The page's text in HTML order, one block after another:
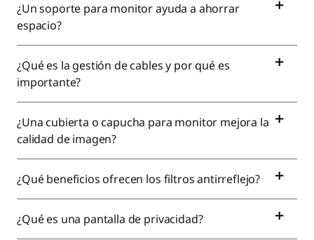
¿Un soporte para monitor ayuda a ahorrar
espacio?
¿Qué es la gestión de cables y por qué es
importante?
¿Una cubierta o capucha para monitor mejora la
calidad de imagen?
¿Qué beneficios ofrecen los filtros antirreflejo?
¿Qué es una pantalla de privacidad?